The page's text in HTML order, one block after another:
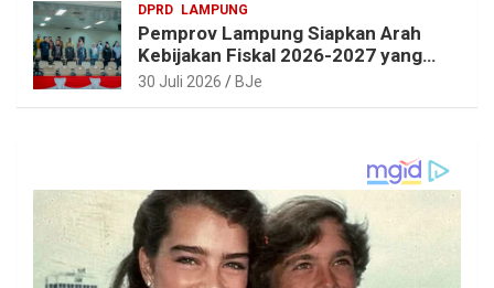
DPRD LAMPUNG
Pemprov Lampung Siapkan Arah
Kebijakan Fiskal 2026-2027 yang
Realistis dan Berkelanjutan
30 Juli 2026 BJe